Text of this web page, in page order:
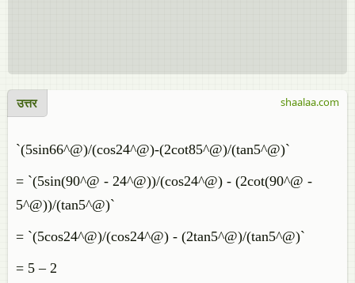
उत्तर
`(5sin66^@)/(cos24^@)-(2cot85^@)/(tan5^@)`
= `(5sin(90^@ - 24^@))/(cos24^@) - (2cot(90^@ -
5^@))/(tan5^@)`
= `(5cos24^@)/(cos24^@) - (2tan5^@)/(tan5^@)`
= 5 – 2
shaalaa.com